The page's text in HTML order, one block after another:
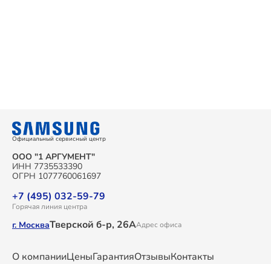
Официальный сервисный центр
ООО "1 АРГУМЕНТ"
ИНН 7735533390
ОГРН 1077760061697
+7 (495) 032-59-79
Горячая линия центра
г. МоскваТверской б-р, 26ААдрес офиса
О компанииЦеныГарантияОтзывыКонтакты